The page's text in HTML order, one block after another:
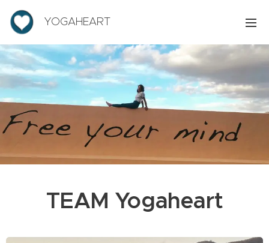
YOGAHEART
TEAM Yogaheart